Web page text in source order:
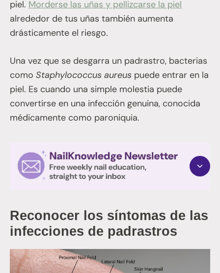
piel. Morderse las uñas y pellizcarse la piel
alrededor de tus uñas también aumenta
drásticamente el riesgo.
Una vez que se desgarra un padrastro, bacterias
como Staphylococcus aureus puede entrar en la
piel. Es cuando una simple molestia puede
convertirse en una infección genuina, conocida
médicamente como paroniquia.
Reconocer los síntomas de las
infecciones de padrastros